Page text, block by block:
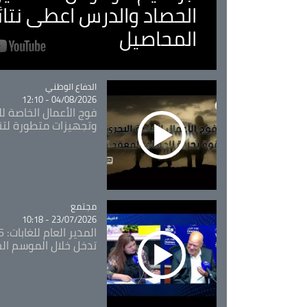
الحصاد والدرس اعطى
المحاصيل
Catégorie
الدفاع الوطني
04/08/2026 - 12:10
فوج الأعمال الخاصة
وتجهيزات متطورة
Catégorie
مجتمع
23/07/2026 - 10:18
تدخل خلال الموسم